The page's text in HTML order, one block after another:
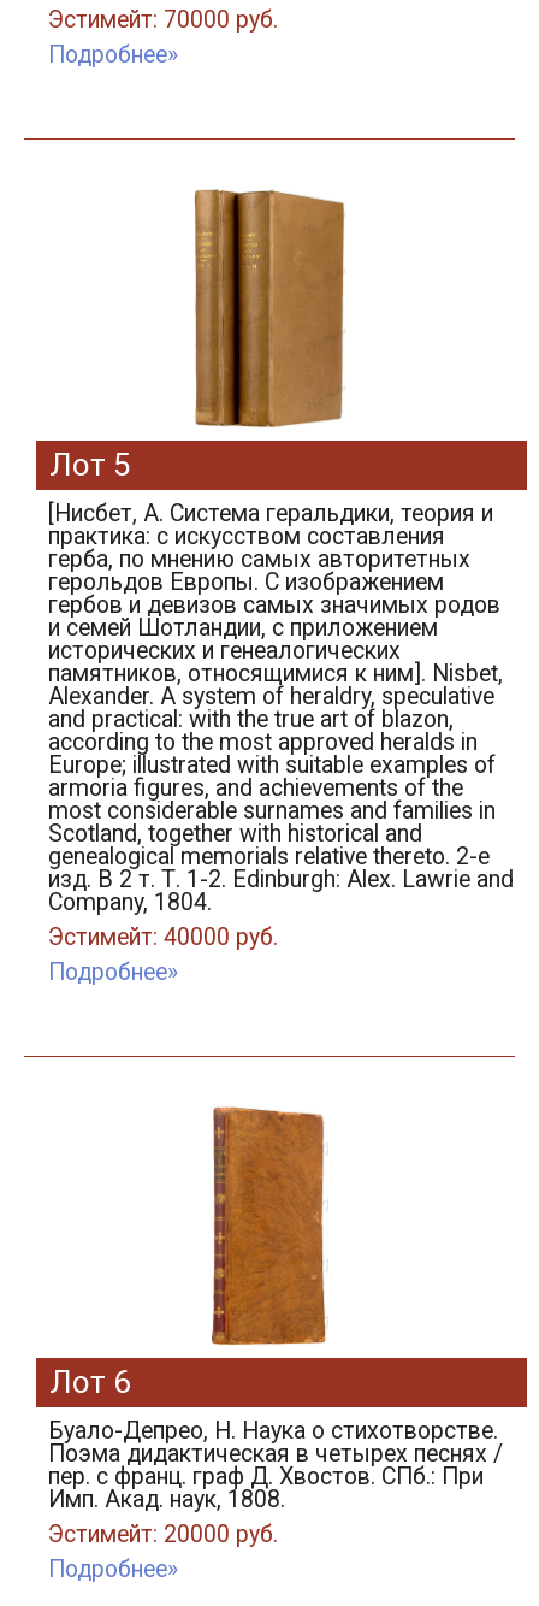
Эстимейт: 70000 руб.
Подробнее»
Лот 5
[Нисбет, А. Система геральдики, теория и
практика: с искусством составления
герба, по мнению самых авторитетных
герольдов Европы. C изображением
гербов и девизов самых значимых родов
и семей Шотландии, с приложением
исторических и генеалогических
памятников, относящимися к ним]. Nisbet,
Alexander. A system of heraldry, speculative
and practical: with the true art of blazon,
according to the most approved heralds in
Europe; illustrated with suitable examples of
armoria figures, and achievements of the
most considerable surnames and families in
Scotland, together with historical and
genealogical memorials relative thereto. 2-е
изд. В 2 т. Т. 1-2. Edinburgh: Alex. Lawrie and
Company, 1804.
Эстимейт: 40000 руб.
Подробнее»
Лот 6
Буало-Депрео, Н. Наука о стихотворстве.
Поэма дидактическая в четырех песнях /
пер. с франц. граф Д. Хвостов. СПб.: При
Имп. Акад. наук, 1808.
Эстимейт: 20000 руб.
Подробнее»